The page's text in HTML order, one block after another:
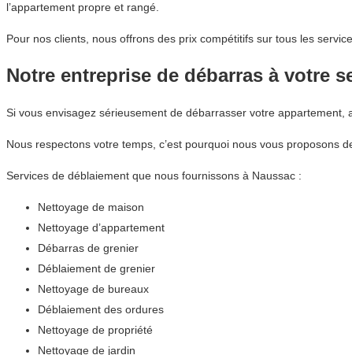
l’appartement propre et rangé.
Pour nos clients, nous offrons des prix compétitifs sur tous les
Notre entreprise de débarras à votre
Si vous envisagez sérieusement de débarrasser votre appartement,
Nous respectons votre temps, c’est pourquoi nous vous proposons
Services de déblaiement que nous fournissons à Naussac :
Nettoyage de maison
Nettoyage d’appartement
Débarras de grenier
Déblaiement de grenier
Nettoyage de bureaux
Déblaiement des ordures
Nettoyage de propriété
Nettoyage de jardin